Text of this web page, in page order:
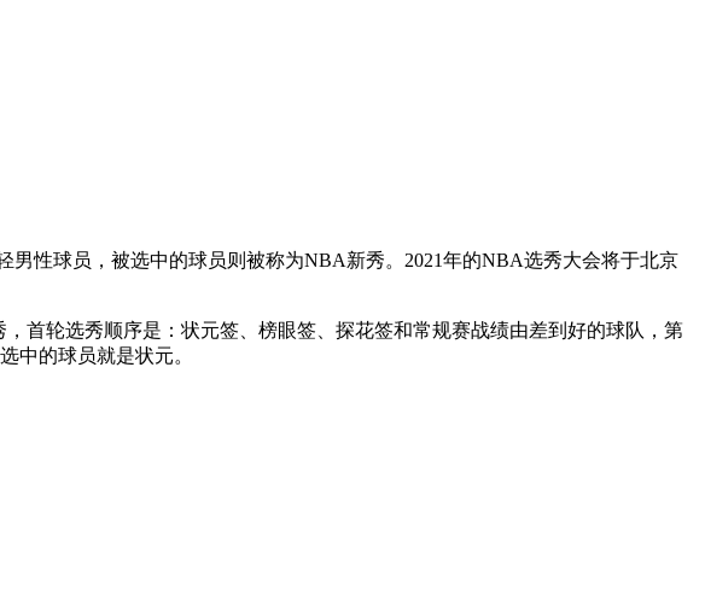
性球员，被选中的球员则被称为NBA新秀。2021年的NBA选秀大会将于北京
首轮选秀顺序是：状元签、榜眼签、探花签和常规赛战绩由差到好的球队，第
中的球员就是状元。